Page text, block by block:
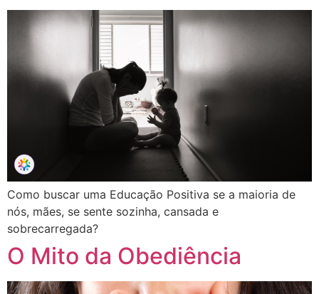
Como buscar uma Educação Positiva se a maioria de
nós, mães, se sente sozinha, cansada e
sobrecarregada?
O Mito da Obediência